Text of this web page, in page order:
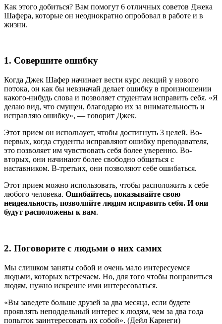
Как этого добиться? Вам помогут 6 отличных советов Джека
Шафера, которые он неоднократно опробовал в работе и в
жизни.
1. Совершите ошибку
Когда Джек Шафер начинает вести курс лекций у нового
потока, он как бы невзначай делает ошибку в произношении
какого-нибудь слова и позволяет студентам исправить себя. «Я
делаю вид, что смущен, благодарю их за внимательность и
исправляю ошибку», — говорит Джек.
Этот прием он использует, чтобы достигнуть 3 целей. Во-
первых, когда студенты исправляют ошибку преподавателя,
это позволяет им чувствовать себя более уверенно. Во-
вторых, они начинают более свободно общаться с
наставником. В-третьих, они позволяют себе ошибаться.
Этот прием можно использовать, чтобы расположить к себе
любого человека. Ошибайтесь, показывайте свою
неидеальность, позволяйте людям исправить себя. И они
будут расположены к вам.
2. Поговорите с людьми о них самих
Мы слишком заняты собой и очень мало интересуемся
людьми, которых встречаем. Но, для того чтобы понравиться
людям, нужно искренне ими интересоваться.
«Вы заведете больше друзей за два месяца, если будете
проявлять неподдельный интерес к людям, чем за два года
попыток заинтересовать их собой». (Дейл Карнеги)